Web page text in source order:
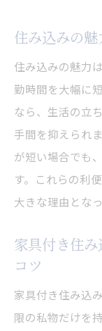
き活用
家具付
る秘訣
住み込
素化
家具付
実現
住み込
住み込みの
住み込みの魅力
勤時間を大幅に
なら、生活の立
手間を抑えられ
が短い場合でも
す。これらの利
大きな理由となっ
家具付き住
コツ
家具付き住み込
限の私物だけを